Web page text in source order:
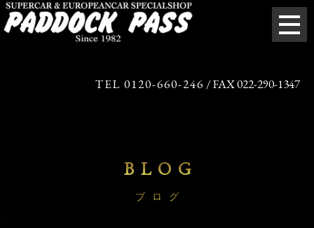
TEL 0120-660-246 / FAX 022-290-1347
BLOG
ブログ